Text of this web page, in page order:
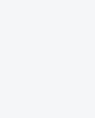
Mein Rat, meine
dieses Kind als
daran erinnert,
Warum ich mir